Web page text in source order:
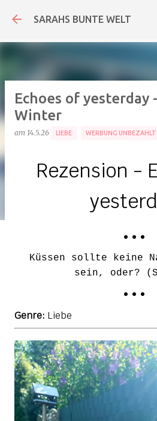
Direkt zum
SARAHS BUNTE WELT
Echoes of yesterday
Winter
am 14.5.26 LIEBE WERBUNG
Rezension -
• • •
Küssen sollte keine
sein, oder?
• • •
Genre: Liebe